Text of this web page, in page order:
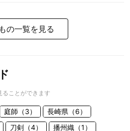
の一覧を見る
ることができます
庭師（3）
長崎県（6）
刀剣（4）
播州織（1）